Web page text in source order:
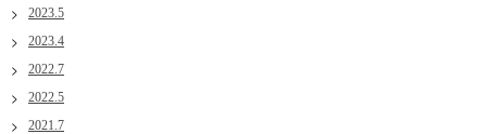
2023.5
2023.4
2022.7
2022.5
2021.7